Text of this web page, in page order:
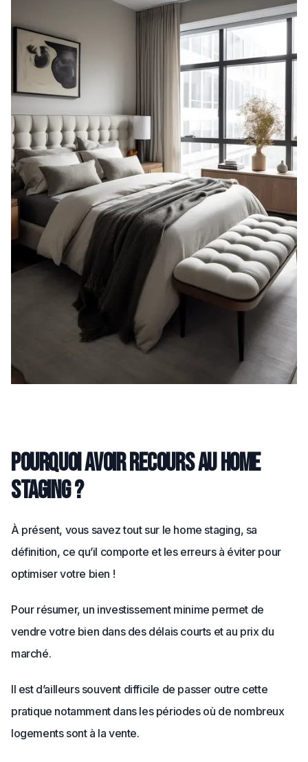
Pourquoi avoir recours au home
staging ?
À présent, vous savez tout sur le home staging, sa
définition, ce qu’il comporte et les erreurs à éviter pour
optimiser votre bien !
Pour résumer, un investissement minime permet de
vendre votre bien dans des délais courts et au prix du
marché.
Il est d’ailleurs souvent difficile de passer outre cette
pratique notamment dans les périodes où de nombreux
logements sont à la vente.